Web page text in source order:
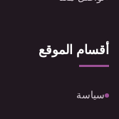
أقسام الموقع
سياسة